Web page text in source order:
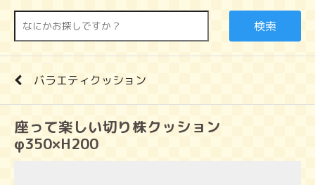
検索
バラエティクッション
座って楽しい切り株クッション
φ350×H200